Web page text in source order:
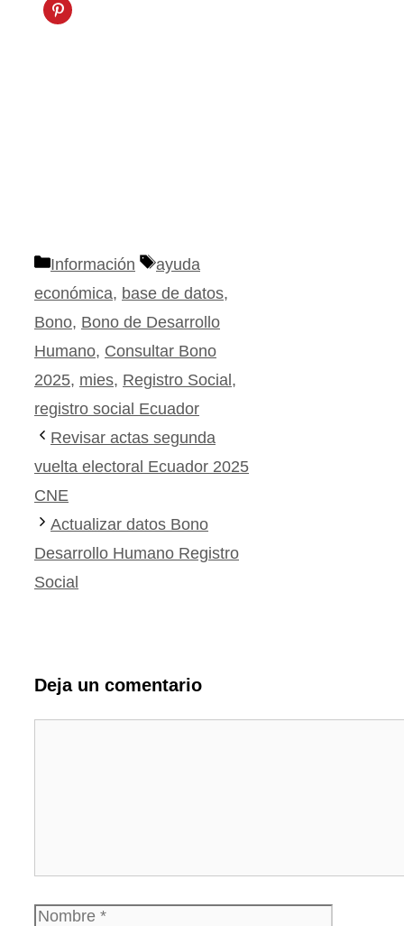
Categorías
Información Etiquetas
ayuda
económica, base de datos,
Bono, Bono de Desarrollo
Humano, Consultar Bono
2025, mies, Registro Social ,
registro social Ecuador
Revisar actas segunda
vuelta electoral Ecuador 2025
CNE
Actualizar datos Bono
Desarrollo Humano Registro
Social
Deja un comentario
Nombre